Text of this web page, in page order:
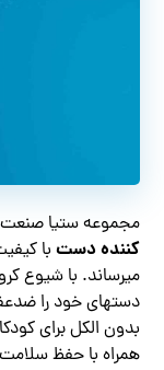
مجموعه ستیا
کننده دست با
میرساند. با شیوع
دستهای خود را
بدون الکل برای
همراه با حفظ